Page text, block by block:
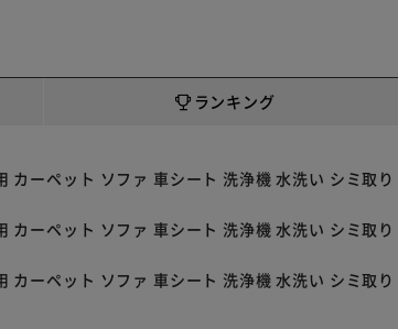
ランキング
カーペット ソファ 車シート 洗浄機 水洗い シミ取
カーペット ソファ 車シート 洗浄機 水洗い シミ取
カーペット ソファ 車シート 洗浄機 水洗い シミ取